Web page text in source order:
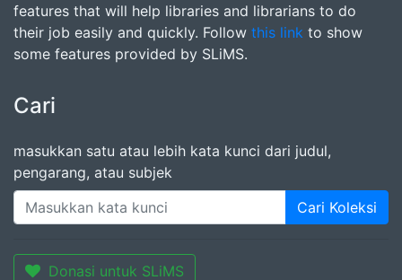
features that will help libraries and librarians to do
their job easily and quickly. Follow this link to show
some features provided by SLiMS.
Cari
masukkan satu atau lebih kata kunci dari judul,
pengarang, atau subjek
Cari Koleksi
Donasi untuk SLiMS